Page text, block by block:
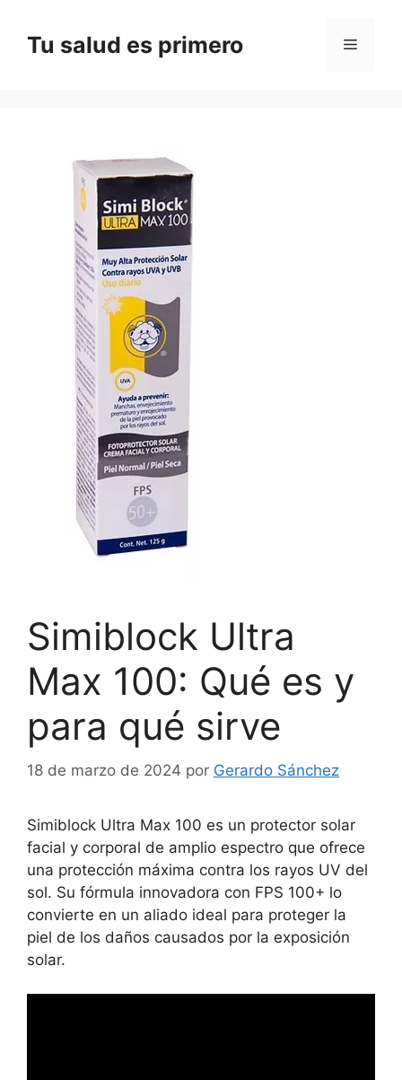
contenido
Tu salud es primero Menú
Simiblock Ultra
Max 100: Qué es y
para qué sirve
18 de marzo de 2024 por Gerardo Sánchez
Simiblock Ultra Max 100 es un protector solar
facial y corporal de amplio espectro que ofrece
una protección máxima contra los rayos UV del
sol. Su fórmula innovadora con FPS 100+ lo
convierte en un aliado ideal para proteger la
piel de los daños causados por la exposición
solar.